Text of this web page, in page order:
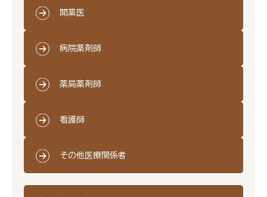
開業医
病院薬剤師
薬局薬剤師
看護師
その他医療関係者